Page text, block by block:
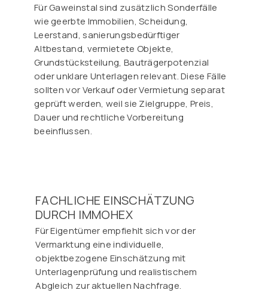
Für Gaweinstal sind zusätzlich Sonderfälle
wie geerbte Immobilien, Scheidung,
Leerstand, sanierungsbedürftiger
Altbestand, vermietete Objekte,
Grundstücksteilung, Bauträgerpotenzial
oder unklare Unterlagen relevant. Diese Fälle
sollten vor Verkauf oder Vermietung separat
geprüft werden, weil sie Zielgruppe, Preis,
Dauer und rechtliche Vorbereitung
beeinflussen.
FACHLICHE EINSCHÄTZUNG
DURCH IMMOHEX
Für Eigentümer empfiehlt sich vor der
Vermarktung eine individuelle,
objektbezogene Einschätzung mit
Unterlagenprüfung und realistischem
Abgleich zur aktuellen Nachfrage.